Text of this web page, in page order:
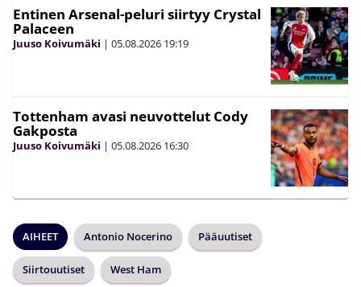
Entinen Arsenal-peluri siirtyy Crystal
Palaceen
Juuso Koivumäki | 05.08.2026 19:19
Tottenham avasi neuvottelut Cody
Gakposta
Juuso Koivumäki | 05.08.2026 16:30
AIHEET Antonio Nocerino Pääuutiset
Siirtouutiset West Ham